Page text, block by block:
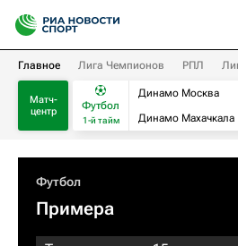
Главное Лига Чемпионов РПЛ
Матч-
центр
Футбол
1-й тайм
Динамо Москва
Динамо Махачкала
Футбол
Примера